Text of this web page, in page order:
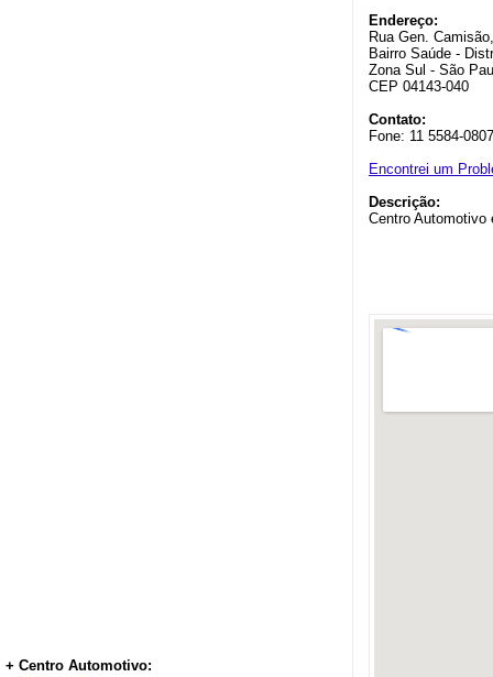
+ Centro Automotivo:
Endereço:
Rua Gen.
Bairro Saúde -
Zona Sul - São
CEP 04143-040
Contato:
Fone: 11 5584-0807
Encontrei um
Descrição:
Centro Automotivo